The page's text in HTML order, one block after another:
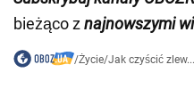
bieżąco znajnowszymi
/Życie/Jak czyścić zlew...